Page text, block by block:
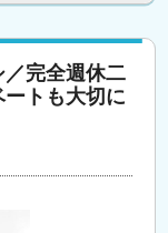
完全週休二
トも大切に